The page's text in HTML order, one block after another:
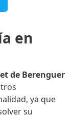
en
de Berenguer
ya que
su